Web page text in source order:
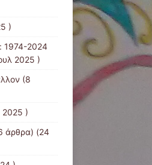
)
1974-2024
2025 )
(8
)
άρθρα) (24